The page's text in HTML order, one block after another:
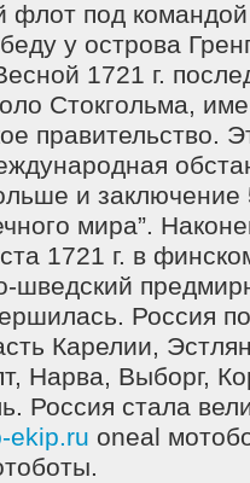
флот под
у острова
1721 г.
Стокгольма,
правительство.
и заключение
мира”.
1721 г. в
шведский
Россия
Карелии,
Нарва, Выборг,
Россия стала
ekip.ru oneal